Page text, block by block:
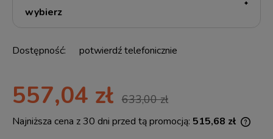
Dostępność: potwierdź telefonicznie
557,04 zł 633,00 zł
Najniższa cena z 30 dni przed tą promocją: 515,68 zł